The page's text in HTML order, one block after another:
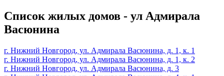
Список жилых домов - ул Адмирала
Васюнина
г. Нижний Новгород, ул. Адмирала Васюнина, д. 1, к. 1
г. Нижний Новгород, ул. Адмирала Васюнина, д. 1, к. 2
г. Нижний Новгород, ул. Адмирала Васюнина, д. 3